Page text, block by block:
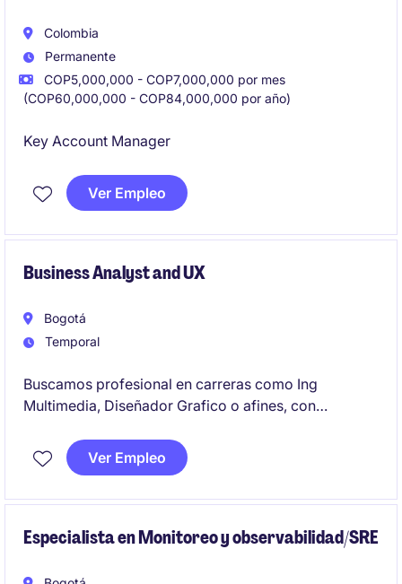
Colombia
Permanente
COP5,000,000 - COP7,000,000 por mes
(COP60,000,000 - COP84,000,000 por año)
Key Account Manager
Ver Empleo
Business Analyst and UX
Bogotá
Temporal
Buscamos profesional en carreras como Ing
Multimedia, Diseñador Grafico o afines, con
requerimientos, Datos y medición, Gestión de
stakeholders y entrega
Ver Empleo
Especialista en Monitoreo y observabilidad/SRE